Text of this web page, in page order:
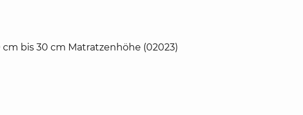
bis 30 cm Matratzenhöhe (02023)